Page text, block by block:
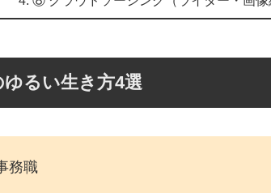
るい生き方4選
務職